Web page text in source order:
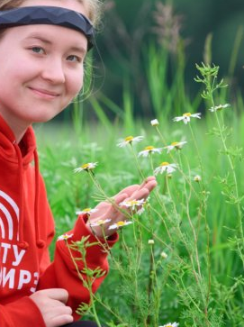
природными явлениями
Авг 7, 2026
Солнечные панели над
каналами позволяют
одновременно
вырабатывать энергию и
экономить воду
Авг 7, 2026
Дождевая вода с крыш
может помочь городам
переживать жару
Авг 7, 2026
Минприроды
потребовало ускорить
строительство
объектов и уборку